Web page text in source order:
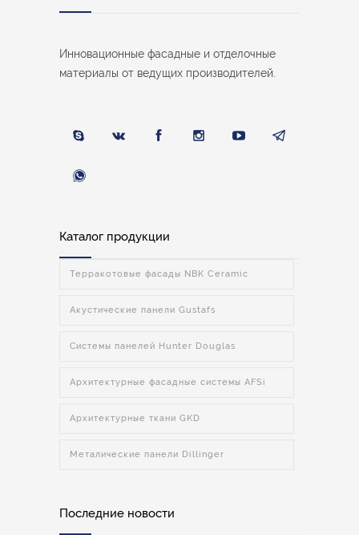
Инновационные фасадные и отделочные
материалы от ведущих производителей.
Каталог продукции
Терракотовые фасады NBK Ceramic
Акустические панели Gustafs
Системы панелей Hunter Douglas
Архитектурные фасадные системы AFSi
Архитектурные ткани GKD
Металические панели Dillinger
Последние новости